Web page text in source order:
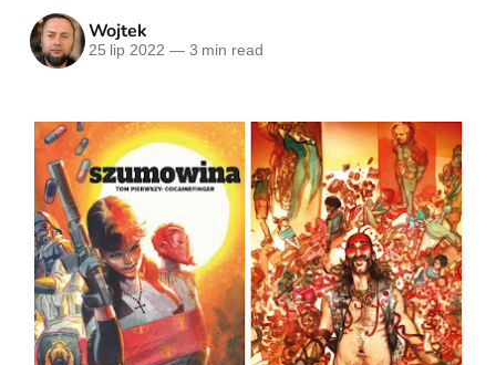
Wojtek
25 lip 2022 —3 min read